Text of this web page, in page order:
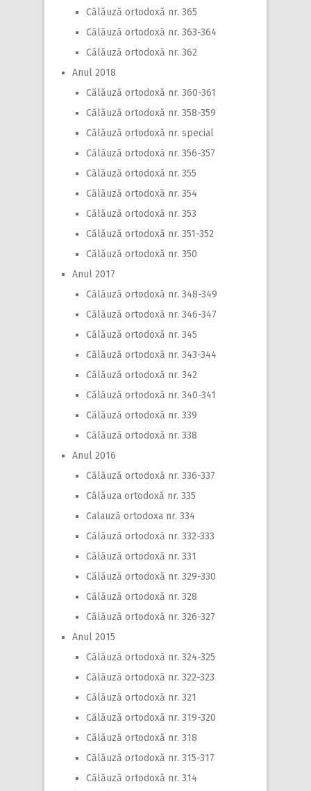
Călăuză ortodoxă nr. 365
Călăuză ortodoxă nr. 363-364
Călăuză ortodoxă nr. 362
Anul 2018
Călăuză ortodoxă nr. 360-361
Călăuză ortodoxă nr. 358-359
Călăuză ortodoxă nr. special
Călăuză ortodoxă nr. 356-357
Călăuză ortodoxă nr. 355
Călăuză ortodoxă nr. 354
Călăuză ortodoxă nr. 353
Călăuză ortodoxă nr. 351-352
Călăuză ortodoxă nr. 350
Anul 2017
Călăuză ortodoxă nr. 348-349
Călăuză ortodoxă nr. 346-347
Călăuză ortodoxă nr. 345
Călăuză ortodoxă nr. 343-344
Călăuză ortodoxă nr. 342
Călăuză ortodoxă nr. 340-341
Călăuză ortodoxă nr. 339
Călăuză ortodoxă nr. 338
Anul 2016
Călăuză ortodoxă nr. 336-337
Călăuza ortodoxă nr. 335
Calauză ortodoxa nr. 334
Călăuză ortodoxă nr. 332-333
Călăuză ortodoxă nr. 331
Călăuză ortodoxă nr. 329-330
Călăuză ortodoxă nr. 328
Călăuză ortodoxă nr. 326-327
Anul 2015
Călăuză ortodoxă nr. 324-325
Călăuză ortodoxă nr. 322-323
Călăuză ortodoxă nr. 321
Călăuză ortodoxă nr. 319-320
Călăuză ortodoxă nr. 318
Călăuză ortodoxă nr. 315-317
Călăuză ortodoxă nr. 314